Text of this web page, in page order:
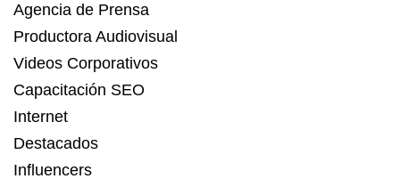
Agencia de Prensa
Productora Audiovisual
Videos Corporativos
Capacitación SEO
Internet
Destacados
Influencers